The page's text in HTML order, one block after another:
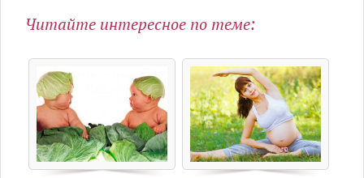
Читайте интересное по теме: